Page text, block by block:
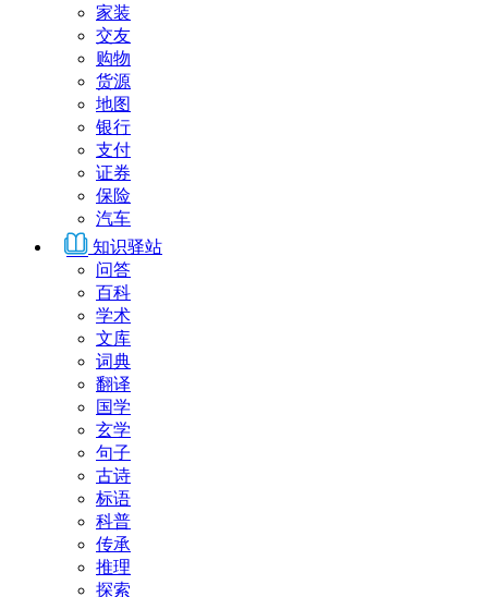
家装
交友
购物
货源
地图
银行
支付
证券
保险
汽车
知识驿站
问答
百科
学术
文库
词典
翻译
国学
玄学
句子
古诗
标语
科普
传承
推理
探索